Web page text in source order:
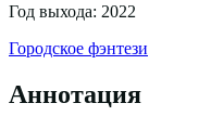
Год выхода: 2022
Городское фэнтези
Аннотация